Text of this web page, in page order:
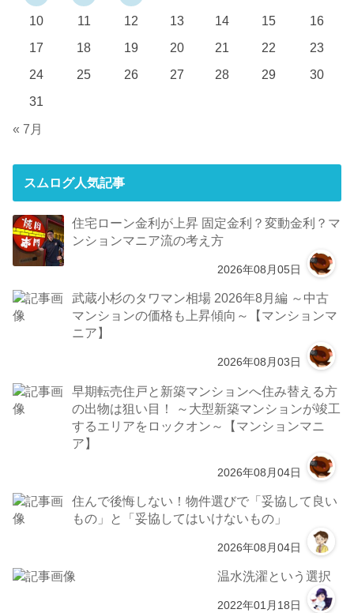
10
11 12 13 14 15
16
17
18 19 20 21 22
23
24
25 26 27 28 29
30
31
« 7月
スムログ人気記事
住宅ローン金利が上昇 固定金利？変動金利？マ
ンションマニア流の考え方
2026年08月05日
武蔵小杉のタワマン相場 2026年8月編 ～中古
マンションの価格も上昇傾向～【マンションマ
ニア】
2026年08月03日
早期転売住戸と新築マンションへ住み替える方
の出物は狙い目！ ～大型新築マンションが竣工
するエリアをロックオン～【マンションマニ
ア】
2026年08月04日
住んで後悔しない！物件選びで「妥協して良い
もの」と「妥協してはいけないもの」
2026年08月04日
温水洗濯という選択
2022年01月18日